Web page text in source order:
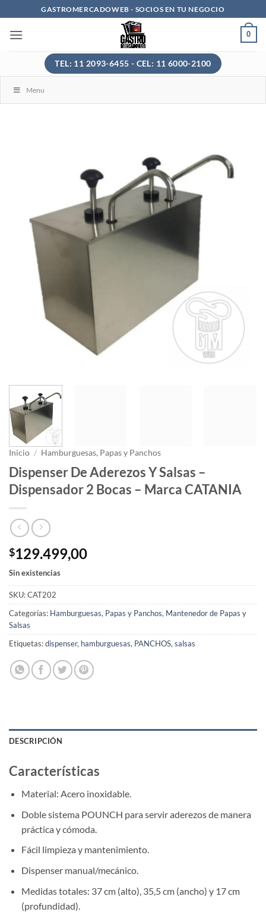
al
contenido
GASTROMERCADOWEB - SOCIOS EN TU NEGOCIO
0
TEL: 11 2093-6455 - CEL: 11 6000-2100
Menu
Inicio / Hamburguesas, Papas y Panchos
Dispenser De Aderezos Y Salsas –
Dispensador 2 Bocas – Marca CATANIA
$129.499,00
Sin existencias
SKU:CAT202
Categorías: Hamburguesas, Papas y Panchos, Mantenedor de Papas y
Salsas
Etiquetas:dispenser, hamburguesas, PANCHOS, salsas
DESCRIPCIÓN
Características
Material: Acero inoxidable.
Doble sistema POUNCH para servir aderezos de manera
práctica y cómoda.
Fácil limpieza y mantenimiento.
Dispenser manual/mecánico.
Medidas totales: 37 cm (alto), 35,5 cm (ancho) y 17 cm
(profundidad).